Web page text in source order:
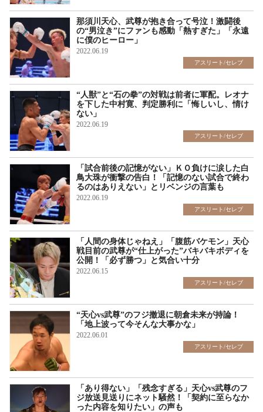
那須川天心、武尊が抱き合って号泣！激闘後
の“男泣き”にファンも感動「熱すぎた」「永遠
に僕のヒーロー」
2022.06.19
アスリート/セレブ
“人獣”と“石の拳”の対戦は前者に軍配。レオナ
を下した中村寛、判定勝利に「悔しいし、情け
ない」
2022.06.19
アスリート/セレブ
「試合前後の記憶がない」ＫＯ負けに涙した白
鳥大珠が衝撃の告白！「記憶のない試合で終わ
るのはありえない」とリベンジの言葉も
2022.06.19
アスリート/セレブ
「人間の身体じゃねえ」「腹筋バケモン」天心
戦目前の武尊が“仕上がった”バキバキボディを
公開！「必ず勝つ」と気合い十分
2022.06.15
アスリート/セレブ
“天心vs武尊”のフジ撤退に朝倉未来が持論！
「地上波って今そんな大事かな」
2022.06.01
アスリート/セレブ
「あり得ない」「残念すぎる」天心vs武尊のフ
ジ放送見送りにネット騒然！「契約に至らなか
った内容を知りたい」の声も